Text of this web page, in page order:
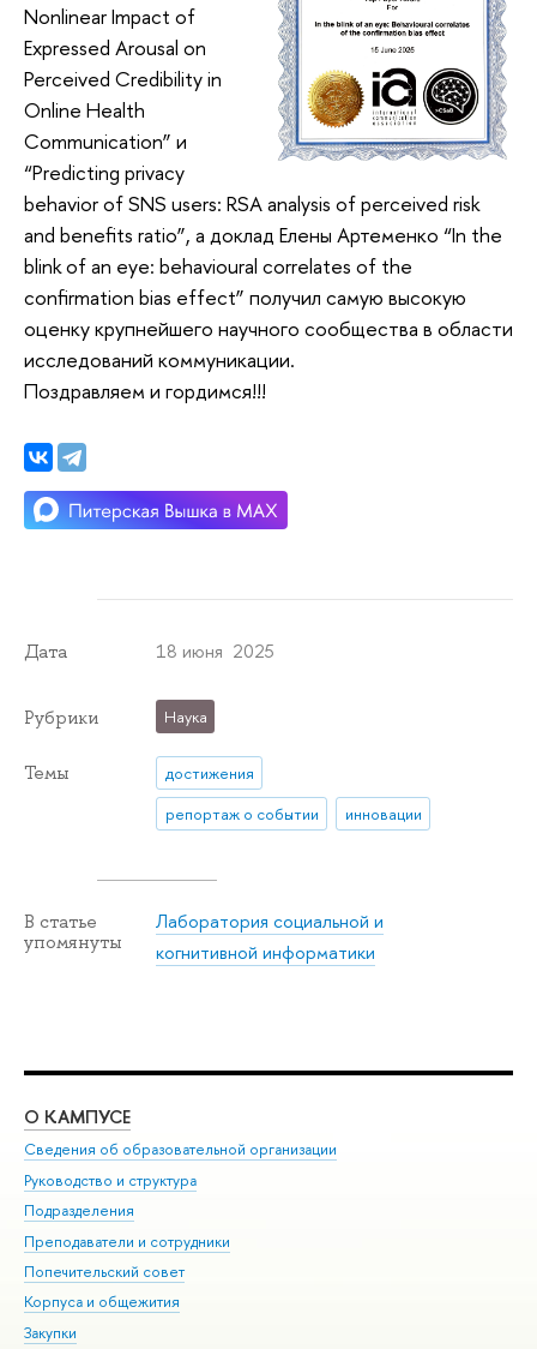
Nonlinear Impact of
Expressed Arousal on
Perceived Credibility in
Online Health
Communication” и
“Predicting privacy
behavior of SNS users: RSA analysis of perceived risk
and benefits ratio”, а доклад Елены Артеменко “In the
blink of an eye: behavioural correlates of the
confirmation bias effect” получил самую высокую
оценку крупнейшего научного сообщества в области
исследований коммуникации.
Поздравляем и гордимся!!!
Дата 18 июня 2025
Рубрики Наука
Темы
достижения
репортаж о событии
инновации
В статье
упомянуты
Лаборатория социальной и
когнитивной информатики
О КАМПУСЕ
Сведения об образовательной организации
Руководство и структура
Подразделения
Преподаватели и сотрудники
Попечительский совет
Корпуса и общежития
Закупки